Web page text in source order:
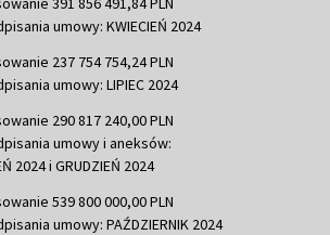
umowy: KWIECIEŃ 2024
237 754 754,24 PLN
umowy: LIPIEC 2024
290 817 240,00 PLN
umowy i aneksów:
2024 i GRUDZIEŃ 2024
539 800 000,00 PLN
umowy: PAŹDZIERNIK 2024